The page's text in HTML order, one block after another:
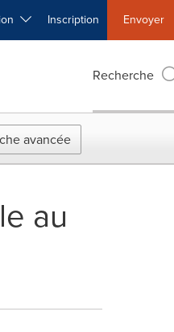
Inscription Envoyer
Recherche
avancée
au